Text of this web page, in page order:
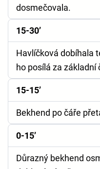
dosmečovala.
15-30’
Havlíčková dobíhala
ho posílá za základní
15-15’
Bekhend po čáře
0-15’
Důrazný bekhend